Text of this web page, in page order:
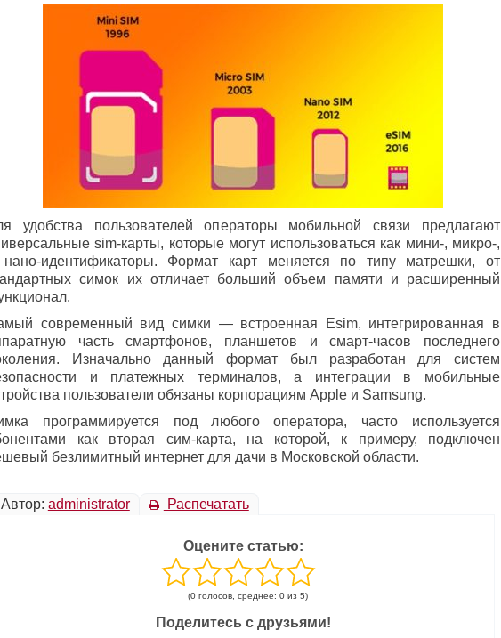
удобства пользователей операторы мобильной связи предлагают
sim-карты, которые могут использоваться как мини-, микро-,
идентификаторы. Формат карт меняется по типу матрешки, от
симок их отличает больший объем памяти и расширенный
современный вид симки — встроенная Esim, интегрированная в
часть смартфонов, планшетов и смарт-часов последнего
Изначально данный формат был разработан для систем
и платежных терминалов, а интеграции в мобильные
пользователи обязаны корпорациям Apple и Samsung.
программируется под любого оператора, часто используется
как вторая сим-карта, на которой, к примеру, подключен
безлимитный интернет для дачи в Московской области.
Автор: administrator Распечатать
Оцените статью:
(0 голосов, среднее: 0 из 5)
Поделитесь с друзьями!